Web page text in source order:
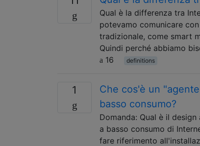
Qual è la differenza tra
potevamo comunicare
tradizionale, come smart
Quindi perché abbiamo
16
definitions
1
Che cos'è un
basso consumo?
Domanda: Qual è il
a basso consumo di
fare riferimento